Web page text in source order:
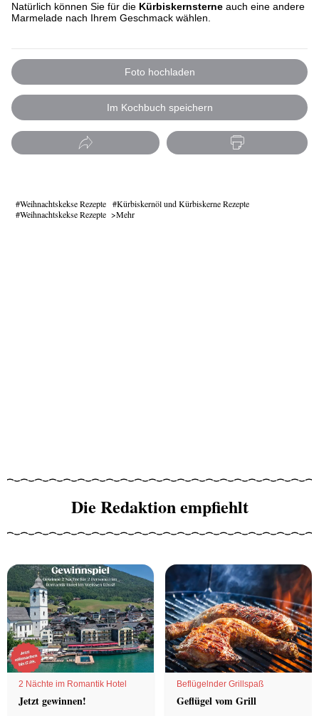
Natürlich können Sie für die Kürbiskernsterne auch eine andere
Marmelade nach Ihrem Geschmack wählen.
Foto hochladen
Im Kochbuch speichern
Weihnachtskekse Rezepte
Kürbiskernöl und Kürbiskerne Rezepte
Weihnachtskekse Rezepte
Mehr
Die Redaktion empfiehlt
2 Nächte im Romantik Hotel
Jetzt gewinnen!
Beflügelnder Grillspaß
Geflügel vom Grill